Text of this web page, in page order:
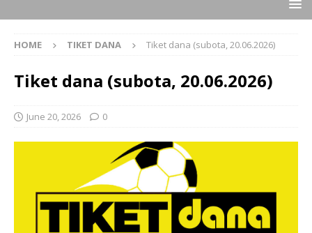
HOME TIKET DANA Tiket dana (subota, 20.06.2026)
Tiket dana (subota, 20.06.2026)
June 20, 2026 0